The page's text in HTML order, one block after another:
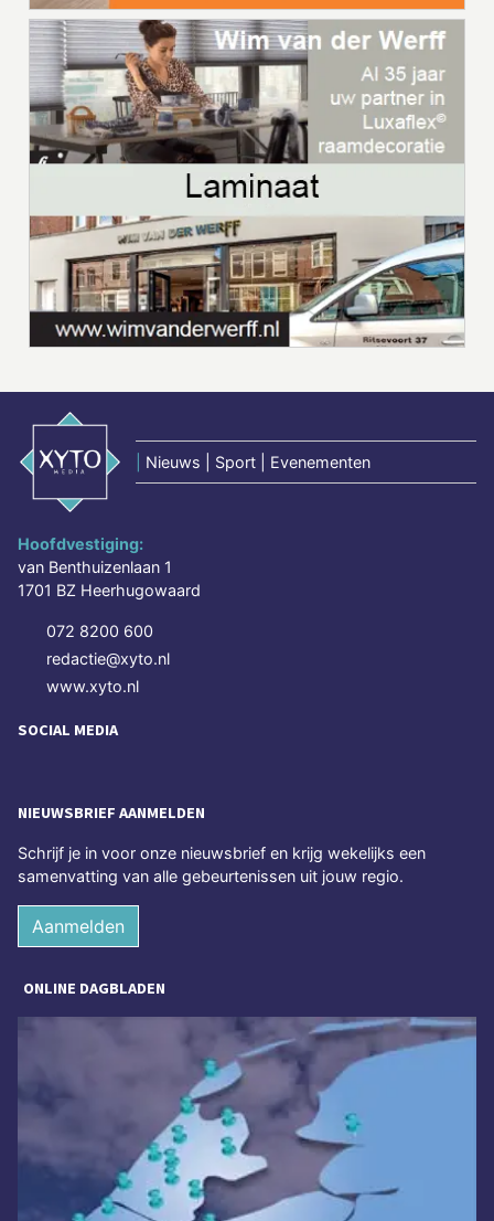
Nieuws | Sport | Evenementen
Hoofdvestiging:
van Benthuizenlaan 1
1701 BZ Heerhugowaard
072 8200 600
redactie@xyto.nl
www.xyto.nl
SOCIAL MEDIA
NIEUWSBRIEF AANMELDEN
Schrijf je in voor onze nieuwsbrief en krijg wekelijks een
samenvatting van alle gebeurtenissen uit jouw regio.
Aanmelden
ONLINE DAGBLADEN